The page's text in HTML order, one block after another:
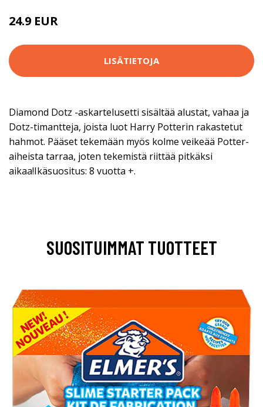
24.9 EUR
LISÄTIETOJA
Diamond Dotz -askartelusetti sisältää alustat, vahaa ja
Dotz-timantteja, joista luot Harry Potterin rakastetut
hahmot. Pääset tekemään myös kolme veikeää Potter-
aiheista tarraa, joten tekemistä riittää pitkäksi
aikaa!Ikäsuositus: 8 vuotta +.
SUOSITUIMMAT TUOTTEET